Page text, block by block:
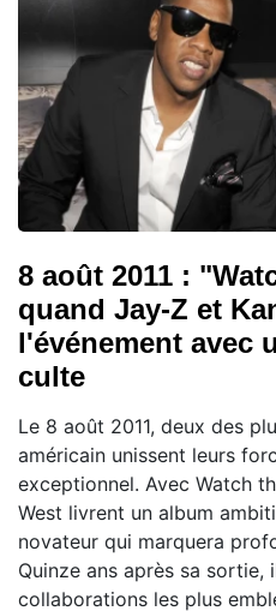
8 août 2011 :
quand Jay-Z et
l'événement avec
culte
Le 8 août 2011, deux des
américain unissent leurs
exceptionnel. Avec Watch
West livrent un album
novateur qui marquera
Quinze ans après sa sortie,
collaborations les plus